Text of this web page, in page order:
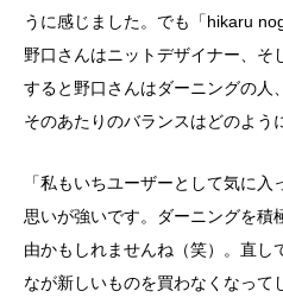
うに感じました。でも「hikaru
野口さんはニットデザイナー、そ
すると野口さんはダーニングの人
そのあたりのバランスはどのよう
「私もいちユーザーとして気に
思いが強いです。ダーニングを積
由かもしれませんね（笑）。直し
なが新しいものを買わなくなって